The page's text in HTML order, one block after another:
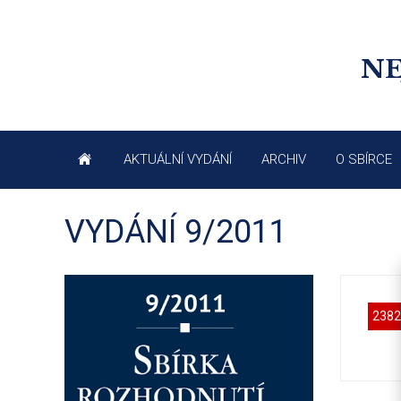
AKTUÁLNÍ VYDÁNÍ ARCHIV O SBÍRCE
VYDÁNÍ 9/2011